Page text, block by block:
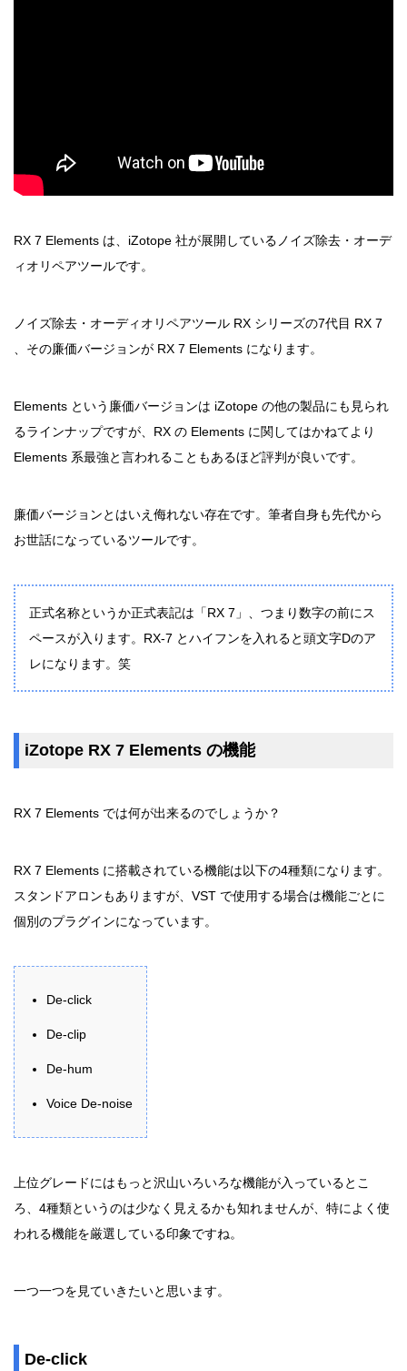
RX 7 Elements は、iZotope 社が展開しているノイズ除去・オーデ
ィオリペアツールです。
ノイズ除去・オーディオリペアツール RX シリーズの7代目 RX 7
、その廉価バージョンが RX 7 Elements になります。
Elements という廉価バージョンは iZotope の他の製品にも見られ
るラインナップですが、RX の Elements に関してはかねてより
Elements 系最強と言われることもあるほど評判が良いです。
廉価バージョンとはいえ侮れない存在です。筆者自身も先代から
お世話になっているツールです。
正式名称というか正式表記は「RX 7」、つまり数字の前にス
ペースが入ります。RX-7 とハイフンを入れると頭文字Dのア
レになります。笑
iZotope RX 7 Elements の機能
RX 7 Elements では何が出来るのでしょうか？
RX 7 Elements に搭載されている機能は以下の4種類になります。
スタンドアロンもありますが、VST で使用する場合は機能ごとに
個別のプラグインになっています。
De-click
De-clip
De-hum
Voice De-noise
上位グレードにはもっと沢山いろいろな機能が入っているとこ
ろ、4種類というのは少なく見えるかも知れませんが、特によく使
われる機能を厳選している印象ですね。
一つ一つを見ていきたいと思います。
De-click